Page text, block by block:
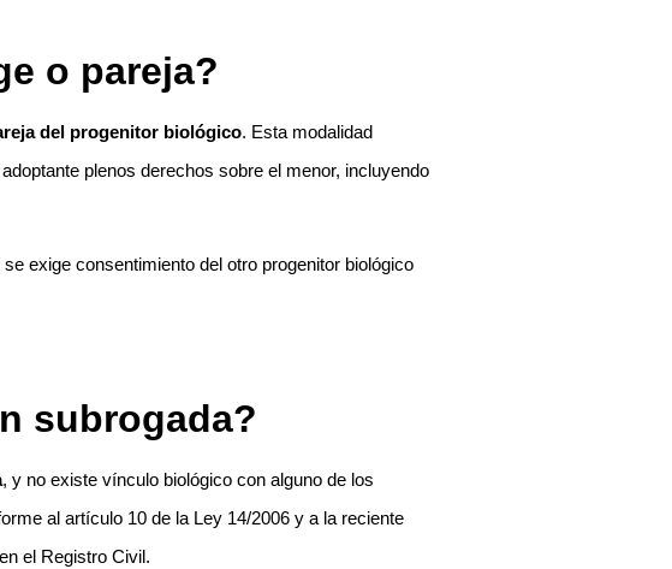
o pareja?
del progenitor biológico. Esta modalidad
plenos derechos sobre el menor, incluyendo
exige consentimiento del otro progenitor biológico
subrogada?
, y no existe vínculo biológico con alguno de los
al artículo 10 de la Ley 14/2006 y a la reciente
el Registro Civil.